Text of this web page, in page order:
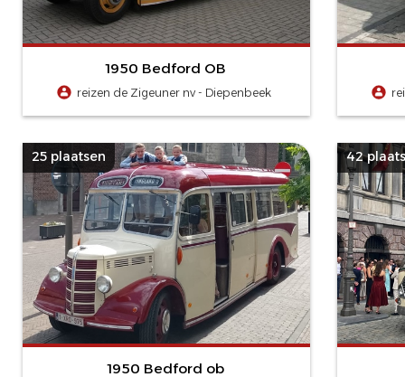
1950 Bedford OB
reizen de Zigeuner nv - Diepenbeek
25 plaatsen
1950 Bedford ob
42